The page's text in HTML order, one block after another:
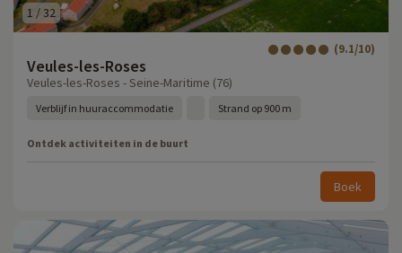
1 /32
Veules-les-Roses
(9.1/10)
Veules-les-Roses - Seine-Maritime (76)
Verblijf in huuraccommodatie Strand op 900 m
Ontdek activiteiten in de buurt
Boek